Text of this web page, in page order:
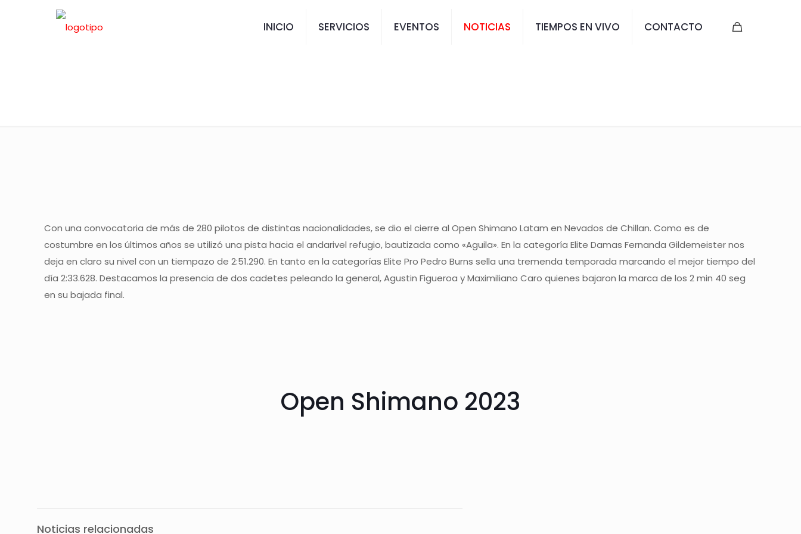
INICIO SERVICIOS EVENTOS NOTICIAS TIEMPOS EN VIVO CONTACTO
Con una convocatoria de más de 280 pilotos de distintas nacionalidades, se dio el cierre al Open Shimano Latam en Nevados de Chillan. Como es de
costumbre en los últimos años se utilizó una pista hacia el andarivel refugio, bautizada como «Aguila». En la categoría Elite Damas Fernanda Gildemeister nos
deja en claro su nivel con un tiempazo de 2:51.290. En tanto en la categorías Elite Pro Pedro Burns sella una tremenda temporada marcando el mejor tiempo del
día 2:33.628. Destacamos la presencia de dos cadetes peleando la general, Agustin Figueroa y Maximiliano Caro quienes bajaron la marca de los 2 min 40 seg
en su bajada final.
Open Shimano 2023
Open Shimano 2023
Fotos: organización Open Shimano https://openshimano.com/proxima_carrera_chile_2023/
Noticias relacionadas